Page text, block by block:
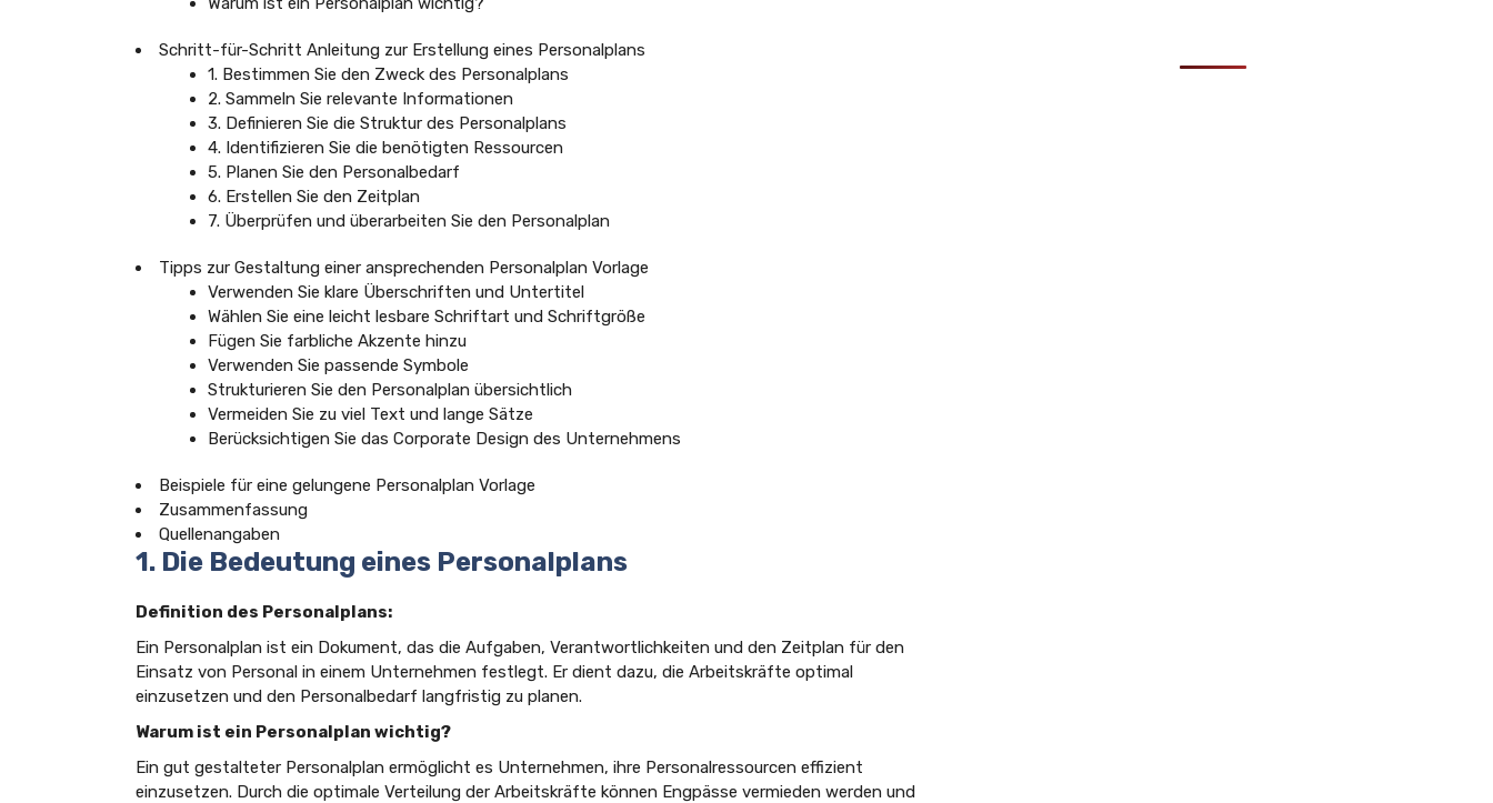
Schritt-für-Schritt Anleitung zur Erstellung eines Personalplans
1. Bestimmen Sie den Zweck des Personalplans
2. Sammeln Sie relevante Informationen
3. Definieren Sie die Struktur des Personalplans
4. Identifizieren Sie die benötigten Ressourcen
5. Planen Sie den Personalbedarf
6. Erstellen Sie den Zeitplan
7. Überprüfen und überarbeiten Sie den Personalplan
Tipps zur Gestaltung einer ansprechenden Personalplan Vorlage
Verwenden Sie klare Überschriften und Untertitel
Wählen Sie eine leicht lesbare Schriftart und Schriftgröße
Fügen Sie farbliche Akzente hinzu
Verwenden Sie passende Symbole
Strukturieren Sie den Personalplan übersichtlich
Vermeiden Sie zu viel Text und lange Sätze
Berücksichtigen Sie das Corporate Design des Unternehmens
Beispiele für eine gelungene Personalplan Vorlage
Zusammenfassung
Quellenangaben
1. Die Bedeutung eines Personalplans
Definition des Personalplans:
Ein Personalplan ist ein Dokument, das die Aufgaben, Verantwortlichkeiten und den Zeitplan für den
Einsatz von Personal in einem Unternehmen festlegt. Er dient dazu, die Arbeitskräfte optimal
einzusetzen und den Personalbedarf langfristig zu planen.
Warum ist ein Personalplan wichtig?
Ein gut gestalteter Personalplan ermöglicht es Unternehmen, ihre Personalressourcen effizient
einzusetzen. Durch die optimale Verteilung der Arbeitskräfte können Engpässe vermieden werden und